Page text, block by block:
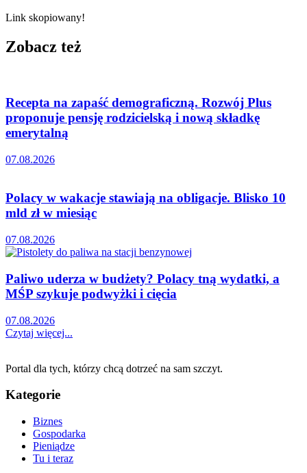
Link skopiowany!
Zobacz też
Recepta na zapaść demograficzną. Rozwój Plus
proponuje pensję rodzicielską i nową składkę
emerytalną
07.08.2026
Polacy w wakacje stawiają na obligacje. Blisko 10
mld zł w miesiąc
07.08.2026
Paliwo uderza w budżety? Polacy tną wydatki, a
MŚP szykuje podwyżki i cięcia
07.08.2026
Czytaj więcej...
Portal dla tych, którzy chcą dotrzeć na sam szczyt.
Kategorie
Biznes
Gospodarka
Pieniądze
Tu i teraz